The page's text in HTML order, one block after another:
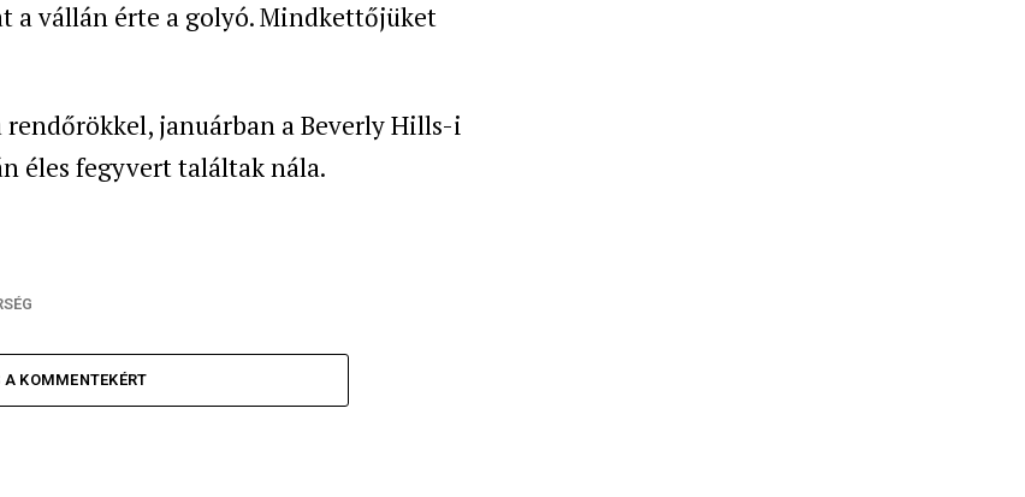
a vállán érte a golyó. Mindkettőjüket
januárban a Beverly Hills-i
éles fegyvert találtak nála.
KOMMENTEKÉRT